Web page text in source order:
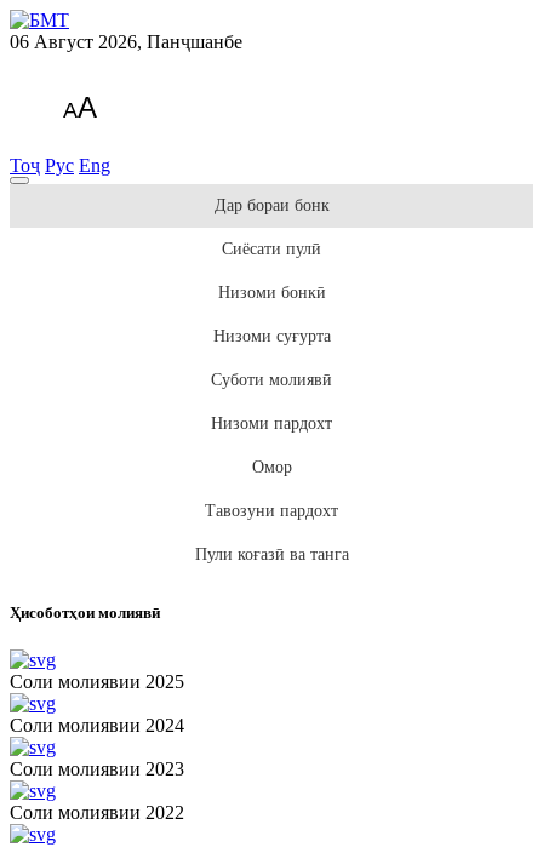
06 Август 2026, Панҷшанбе
AA
Тоҷ Рус Eng
Дар бораи бонк
Сиёсати пулӣ
Низоми бонкӣ
Низоми суғурта
Суботи молиявӣ
Низоми пардохт
Омор
Тавозуни пардохт
Пули коғазӣ ва танга
Ҳисоботҳои молиявӣ
Соли молиявии 2025
Соли молиявии 2024
Соли молиявии 2023
Соли молиявии 2022